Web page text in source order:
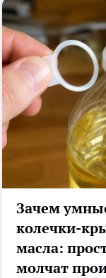
Зачем
колечки-
масла:
молчат